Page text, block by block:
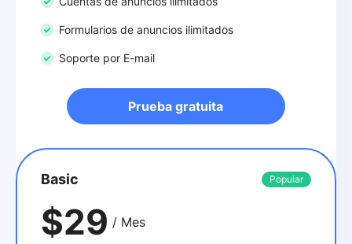
Formularios de anuncios ilimitados
Soporte por E-mail
Prueba gratuita
Basic Popular
$29 / Mes